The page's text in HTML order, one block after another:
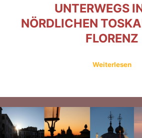
UNTERWEGS
NÖRDLICHEN
FLORENZ
Weiterlesen